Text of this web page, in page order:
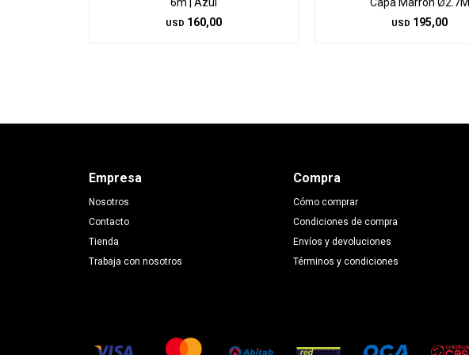
USD 160,00 USD 195,00
Empresa
Nosotros
Contacto
Tienda
Trabaja con nosotros
Compra
Cómo comprar
Condiciones de compra
Envíos y devoluciones
Términos y condiciones